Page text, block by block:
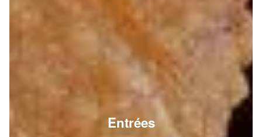
Entrées